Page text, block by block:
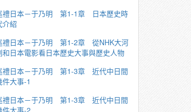
禮日本－于乃明 第1-1章 日本歷史時
介紹
禮日本－于乃明 第1-2章 從NHK大河
和日本電影看日本歷史大事與歷史人物
禮日本－于乃明 第1-3章 近代中日間
件大事-1
禮日本－于乃明 第1-3章 近代中日間
件大事-2